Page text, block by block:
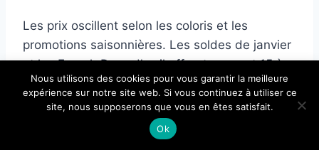
Les prix oscillent selon les coloris et les
promotions saisonnières. Les soldes de janvier
et les French Days d’avril offrent souvent 15 à
25 % de remise sur ces modèles. Patience
récompensée.
🔥 TOP VENTE
Veste Moto Macna TRYTON
Taupe/Noir
399,95 €
Voir l'offre
Nous utilisons des cookies pour vous garantir la meilleure
expérience sur notre site web. Si vous continuez à utiliser ce
site, nous supposerons que vous en êtes satisfait.
Ok